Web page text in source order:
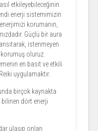
etkileyebileceğinin
enerji sistemimizin
korumanın,
Güçlü bir aura
istenmeyen
oluruz.
en basit ve etkili
uygulamaktır.
birçok kaynakta
bilinen dört enerji
ulaşıp onları